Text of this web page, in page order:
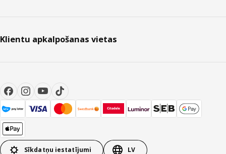
Klientu apkalpošanas vietas
Sīkdatņu iestatījumi LV